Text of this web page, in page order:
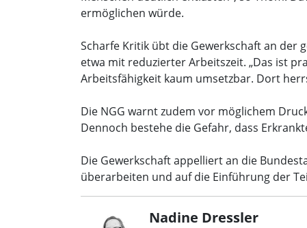
ermöglichen würde.
Scharfe Kritik übt die Gewerkschaft an der
etwa mit reduzierter Arbeitszeit. „Das ist
Arbeitsfähigkeit kaum umsetzbar. Dort
Die NGG warnt zudem vor möglichem
Dennoch bestehe die Gefahr, dass
Die Gewerkschaft appelliert an die
überarbeiten und auf die Einführung der
Nadine Dressler